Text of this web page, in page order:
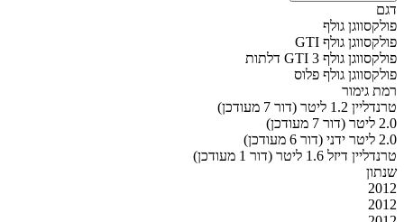
דגם
פולקסווגן גולף
פולקסווגן גולף GTI
פולקסווגן גולף GTI 3 דלתות
פולקסווגן גולף פלוס
רמת גימור
טרנדליין 1.2 ליטר (דור 7 מעודכן)
2.0 ליטר (דור 7 מעודכן)
2.0 ליטר ידני (דור 6 מעודכן)
טרנדליין דיזל 1.6 ליטר (דור 1 מעודכן)
שנתון
2012
2012